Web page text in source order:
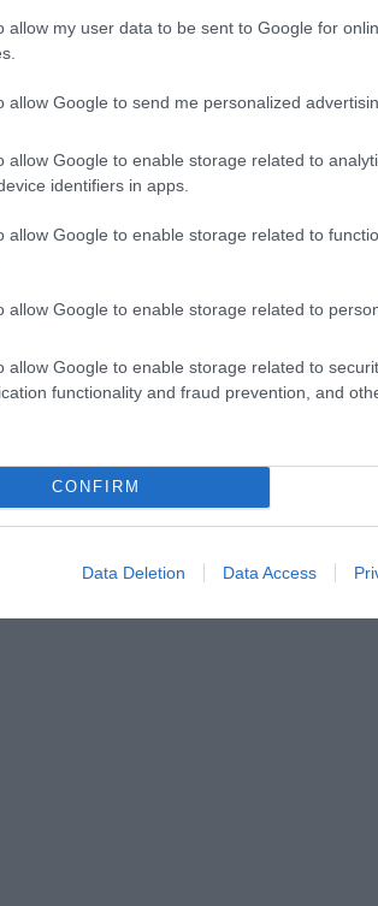
allow my user data to be sent to Google for
allow Google to send me personalized
allow Google to enable storage related to
identifiers in apps.
allow Google to enable storage related to
allow Google to enable storage related to
allow Google to enable storage related to
functionality and fraud prevention, and
CONFIRM
Data Deletion Data Access
τον σκοπό θα εργαστούμε.
αποχώρησης